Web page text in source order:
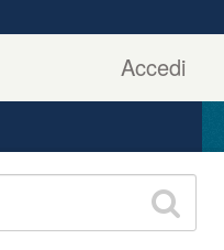
Accedi